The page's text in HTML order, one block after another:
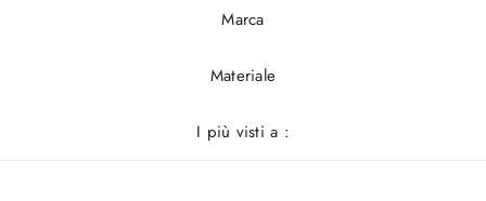
Marca
Materiale
I più visti a :